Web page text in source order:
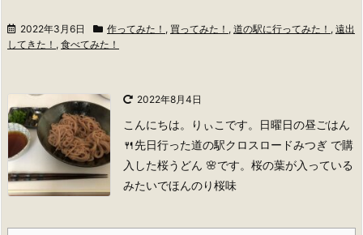
2022年3月6日 作ってみた！ , 買ってみた！ , 道の駅に行ってみた！ , 遠出
してきた！ , 食べてみた！
2022年8月4日
こんにちは。りぃこです。
日曜日の昼ごはん
🍴先日行った道の駅クロスロードみつぎ で購
入した桜うどん 🌸です。桜の葉が入っている
みたいでほんのり桜味